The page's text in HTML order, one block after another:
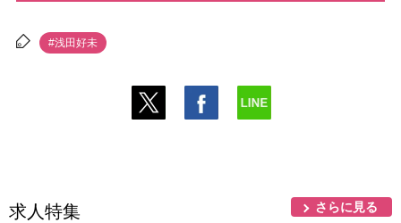
#浅田好未
求人特集 さらに見る